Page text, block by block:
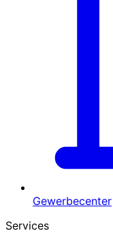
Gewerbecenter
Services